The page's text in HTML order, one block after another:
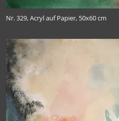
Nr. 329, Acryl auf Papier, 50x60 cm